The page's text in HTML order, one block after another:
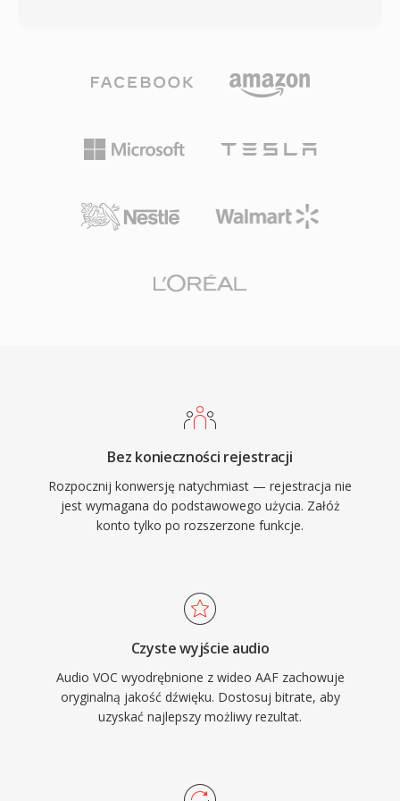
plik lub utrzymywania mediow na zewnatrz z
polaczonymi odniesieniami. Format obsluguje
kodu czasowego, co czyni go niezawodnym
filmowych. Strukturalne podejscie do
zachowywania metadanych oznacza, ze
klipami przetrwaja wymiane miedzy
ADPCM, 16-bitowe PCM ze znakiem, a takze
blokowa obsluguje rowniez interwaly ciszy,
petle powtorzen i punkty znacznikowe, dajac
odtwarzaniem dzwieku. Istotna zaleta bylo
bezposrednio przez transfer DMA, zwalniajac
Windowsa i formatu WAV VOC stopniowo
wazny dla zachowania retro gier i dla kazdego,
kto pracuje z archiwalnymi zbiorami audio z ery
PC.
Bez konieczności rejestracji
Rozpocznij konwersję natychmiast — rejestracja nie
jest wymagana do podstawowego użycia. Załóż
konto tylko po rozszerzone funkcje.
Czyste wyjście audio
Audio VOC wyodrębnione z wideo AAF zachowuje
oryginalną jakość dźwięku. Dostosuj bitrate, aby
uzyskać najlepszy możliwy rezultat.